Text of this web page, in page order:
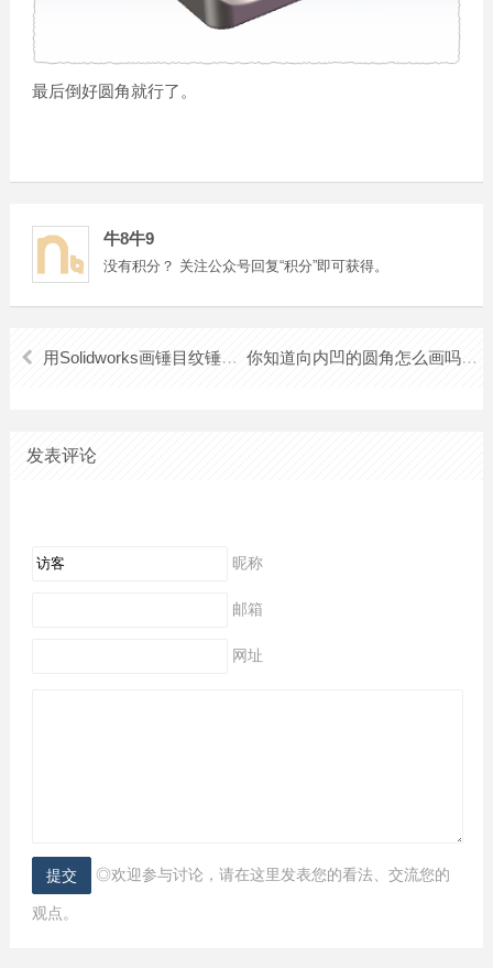
最后倒好圆角就行了。
牛8牛9
没有积分？ 关注公众号回复“积分”即可获得。
用Solidworks画锤目纹锤纹教学---密集恐惧怔慎入！ 你知道向内凹的圆角怎么画吗？Solidworks
发表评论
昵称
邮箱
网址
◎欢迎参与讨论，请在这里发表您的看法、交流您的
观点。